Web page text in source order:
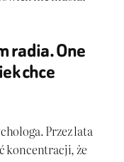
radia. One
chce
Przez lata
koncentracji, że